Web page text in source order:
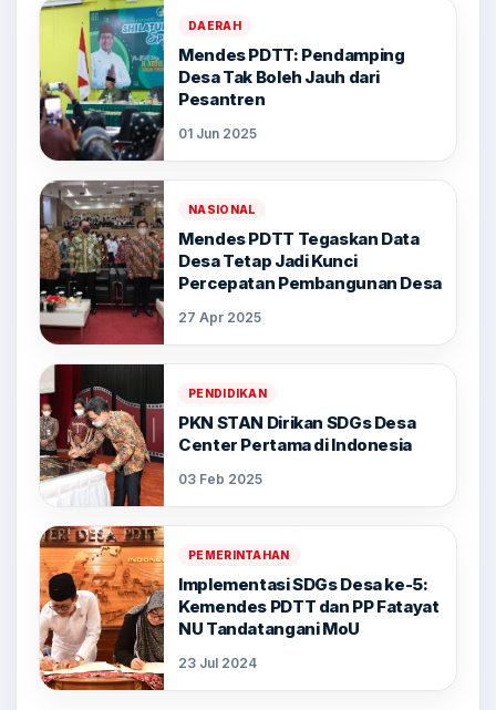
DAERAH
Mendes PDTT: Pendamping
Desa Tak Boleh Jauh dari
Pesantren
01 Jun 2025
NASIONAL
Mendes PDTT Tegaskan Data
Desa Tetap Jadi Kunci
Percepatan Pembangunan Desa
27 Apr 2025
PENDIDIKAN
PKN STAN Dirikan SDGs Desa
Center Pertama di Indonesia
03 Feb 2025
PEMERINTAHAN
Implementasi SDGs Desa ke-5:
Kemendes PDTT dan PP Fatayat
NU Tandatangani MoU
23 Jul 2024